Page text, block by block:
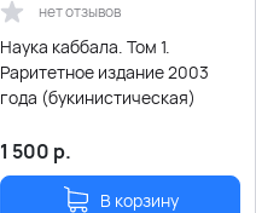
нет отзывов
Наука каббала. Том 1.
Раритетное издание 2003
года (букинистическая)
1 500 р.
В корзину